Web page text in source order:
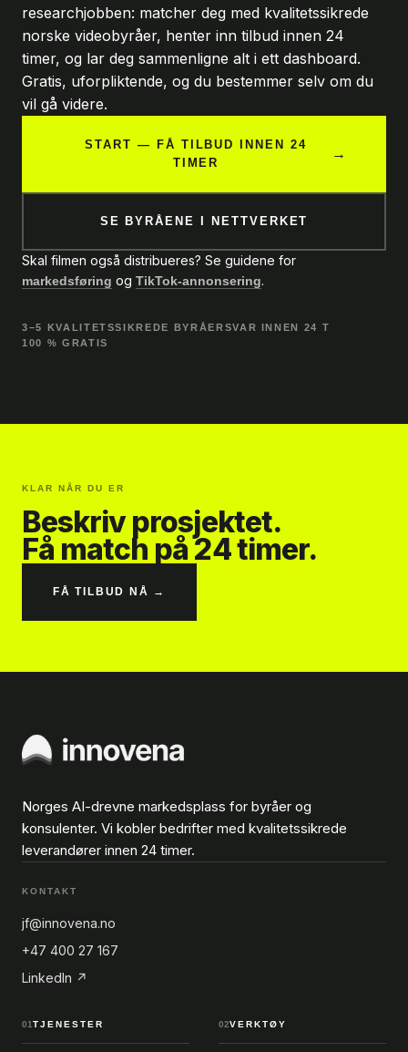
researchjobben: matcher deg med kvalitetssikrede
norske videobyråer, henter inn tilbud innen 24
timer, og lar deg sammenligne alt i ett dashboard.
Gratis, uforpliktende, og du bestemmer selv om du
vil gå videre.
START — FÅ TILBUD INNEN 24
TIMER
→
SE BYRÅENE I NETTVERKET
Skal filmen også distribueres? Se guidene for
markedsføring og TikTok-annonsering.
3–5 KVALITETSSIKREDE BYRÅERSVAR INNEN 24 T
100 % GRATIS
KLAR NÅR DU ER
Beskriv prosjektet.
Få match på 24 timer.
FÅ TILBUD NÅ →
Norges AI-drevne markedsplass for byråer og
konsulenter. Vi kobler bedrifter med kvalitetssikrede
leverandører innen 24 timer.
KONTAKT
jf@innovena.no
+47 400 27 167
LinkedIn ↗
01TJENESTER 02VERKTØY